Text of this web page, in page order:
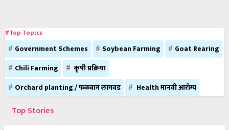
#Top Topics
Government Schemes Soybean Farming
Goat Rearing
Chili Farming
कृषी प्रक्रिया
Orchard planting / फळबाग लागवड
Health मानवी आरोग्य
Top Stories